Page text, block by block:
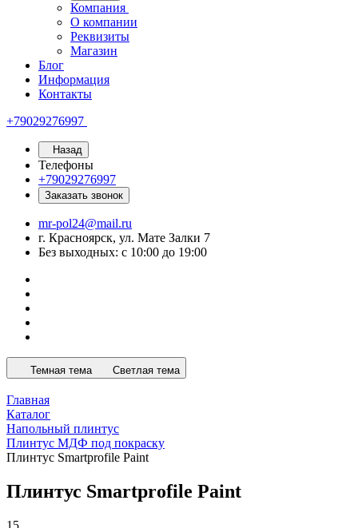
Компания
О компании
Реквизиты
Магазин
Блог
Информация
Контакты
+79029276997
Назад
Телефоны
+79029276997
Заказать звонок
mr-pol24@mail.ru
г. Красноярск, ул. Мате Залки 7
Без выходных: с 10:00 до 19:00
Темная тема Светлая тема
Главная
Каталог
Напольный плинтус
Плинтус МДФ под покраску
Плинтус Smartprofile Paint
Плинтус Smartprofile Paint
15